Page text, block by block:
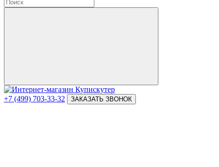
+7 (499) 703-33-32 ЗАКАЗАТЬ ЗВОНОК